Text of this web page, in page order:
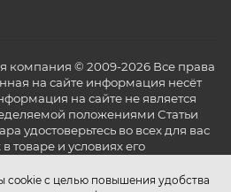
cookie с целью повышения удобства
компания © 2009-2026 Все права
на сайте информация несёт
на сайте не является
положениями Статьи
удостоверьтесь во всех для вас
товаре и условиях его